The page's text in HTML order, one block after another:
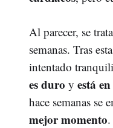
Al parecer, se
semanas. Tras
intentado
es duro y está
hace semanas se
mejor momento.